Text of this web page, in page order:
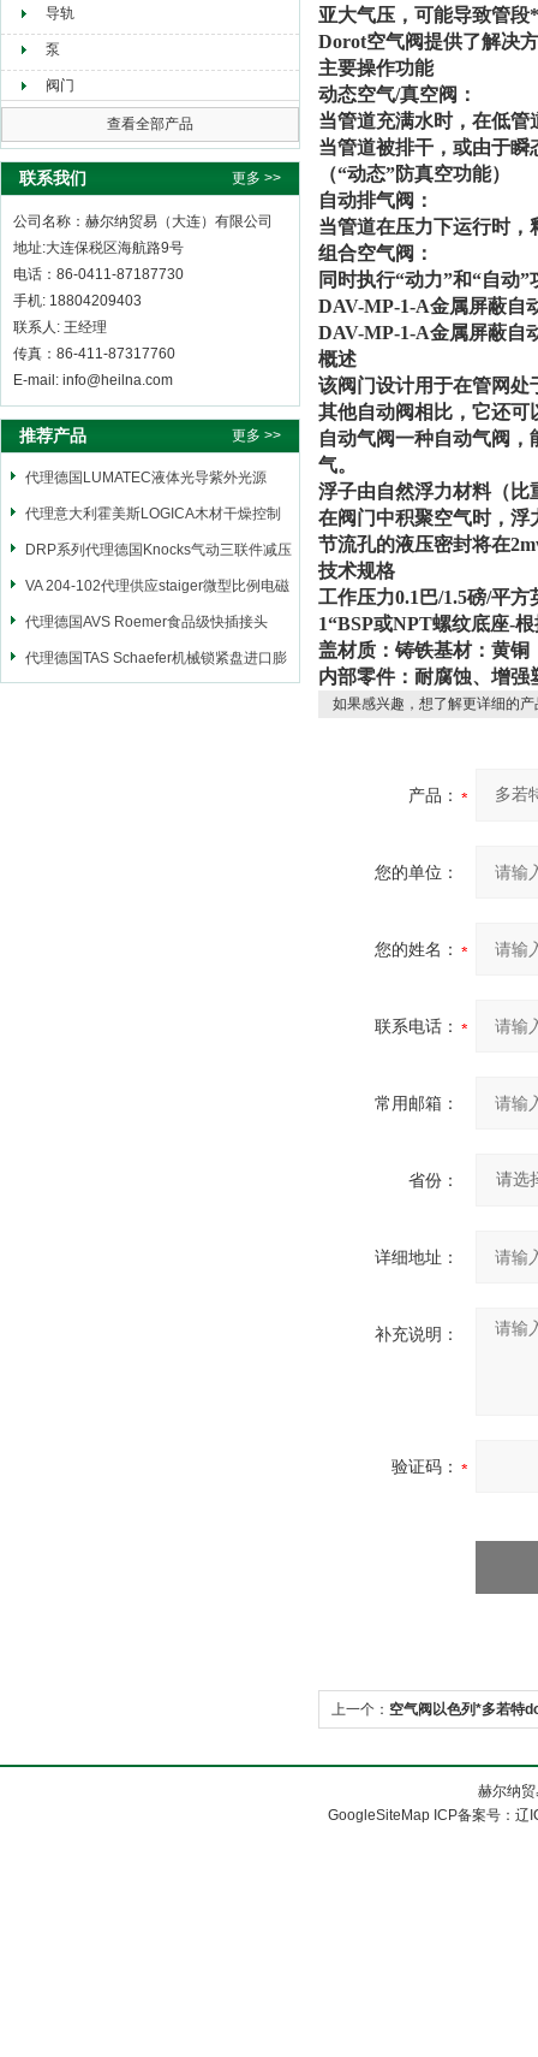
导轨
泵
阀门
查看全部产品
联系我们 更多 >>
公司名称：赫尔纳贸易（大连）有限公司
地址:大连保税区海航路9号
电话：86-0411-87187730
手机: 18804209403
联系人: 王经理
传真：86-411-87317760
E-mail: info@heilna.com
推荐产品 更多 >>
代理德国LUMATEC液体光导紫外光源
代理意大利霍美斯LOGICA木材干燥控制
仪
DRP系列代理德国Knocks气动三联件减压
阀
VA 204-102代理供应staiger微型比例电磁
阀
代理德国AVS Roemer食品级快插接头
代理德国TAS Schaefer机械锁紧盘进口膨
亚大气压，可能导致管段
Dorot空气阀提供了解决
主要操作功能
动态空气/真空阀：
当管道充满水时，在低管
当管道被排干，或由于
（“动态”防真空功能）
自动排气阀：
当管道在压力下运行时，
组合空气阀：
同时执行“动力”和“自动
DAV-MP-1-A金属屏蔽自
DAV-MP-1-A金属屏蔽自
概述
该阀门设计用于在管网处
其他自动阀相比，它还可
自动气阀一种自动气阀
气。
浮子由自然浮力材料（比
在阀门中积聚空气时，浮
节流孔的液压密封将在
技术规格
工作压力0.1巴/1.5磅/平
1“BSP或NPT螺纹底座-
盖材质：铸铁基材：黄铜
内部零件：耐腐蚀、增强
如果感兴趣，想了解更详细的
产品：
您的单位：
您的姓名：
联系电话：
常用邮箱：
省份：
详细地址：
补充说明：
验证码：
上一个： 空气阀以色列*多若特
赫尔纳
GoogleSiteMap ICP备案号：辽